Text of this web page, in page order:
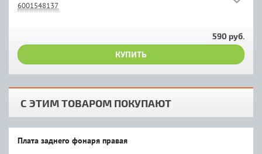
6001548137
590 руб.
КУПИТЬ
С ЭТИМ ТОВАРОМ ПОКУПАЮТ
Плата заднего фонаря правая